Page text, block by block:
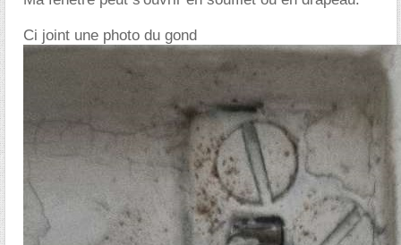
Ci joint une photo du gond